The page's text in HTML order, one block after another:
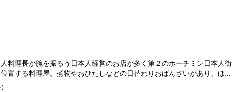
料理長が腕を振るう日本人経営のお店が多く第２のホーチミン日本人街
置する料理屋。煮物やおひたしなどの日替わりおばんざいがあり、ほ...
)